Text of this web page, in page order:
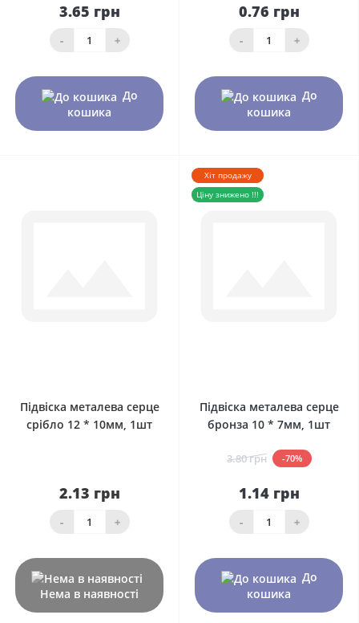
3.65 грн
- +
До
кошика
0.76 грн
- +
До
кошика
Підвіска металева серце
срібло 12 * 10мм, 1шт
2.13 грн
- +
Нема в наявності
Хіт продажу
Ціну знижено !!!
Підвіска металева серце
бронза 10 * 7мм, 1шт
3.80 грн -70%
1.14 грн
- +
До
кошика